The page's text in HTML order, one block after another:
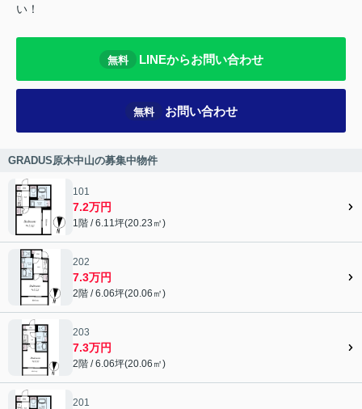
い！
無料 LINEからお問い合わせ
無料 お問い合わせ
GRADUS原木中山の募集中物件
101
7.2万円
1階 / 6.11坪(20.23㎡)
202
7.3万円
2階 / 6.06坪(20.06㎡)
203
7.3万円
2階 / 6.06坪(20.06㎡)
201